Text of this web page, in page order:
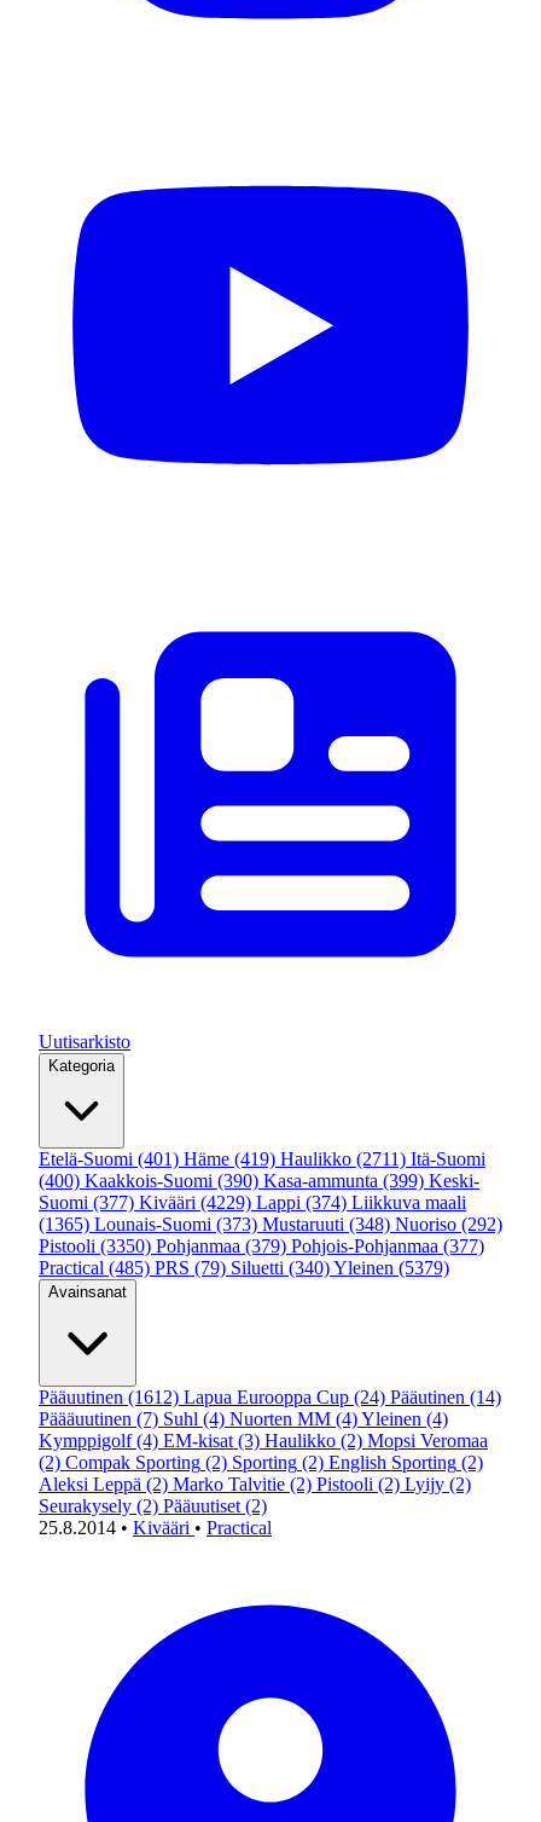
Uutisarkisto
Kategoria
Etelä-Suomi (401) Häme (419) Haulikko (2711) Itä-Suomi
(400) Kaakkois-Suomi (390) Kasa-ammunta (399) Keski-
Suomi (377) Kivääri (4229) Lappi (374) Liikkuva maali
(1365) Lounais-Suomi (373) Mustaruuti (348) Nuoriso (292)
Pistooli (3350) Pohjanmaa (379) Pohjois-Pohjanmaa (377)
Practical (485) PRS (79) Siluetti (340)Yleinen (5379)
Avainsanat
Pääuutinen (1612) Lapua Eurooppa Cup (24) Pääutinen (14)
Päääuutinen (7) Suhl (4) Nuorten MM (4)Yleinen (4)
Kymppigolf (4) EM-kisat (3) Haulikko (2) Mopsi Veromaa
(2) Compak Sporting (2) Sporting (2) English Sporting (2)
Aleksi Leppä (2) Marko Talvitie (2) Pistooli (2) Lyijy (2)
Seurakysely (2) Pääuutiset (2)
25.8.2014 • Kivääri • Practical